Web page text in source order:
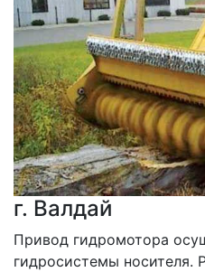
г. Валдай
Привод гидромотора
гидросистемы носителя.